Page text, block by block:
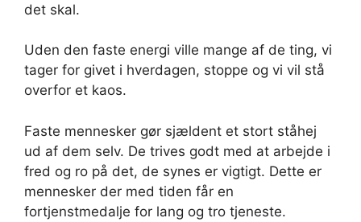
det skal.
Uden den faste energi ville mange af de ting, vi
tager for givet i hverdagen, stoppe og vi vil stå
overfor et kaos.
Faste mennesker gør sjældent et stort ståhej
ud af dem selv. De trives godt med at arbejde i
fred og ro på det, de synes er vigtigt. Dette er
mennesker der med tiden får en
fortjenstmedalje for lang og tro tjeneste.